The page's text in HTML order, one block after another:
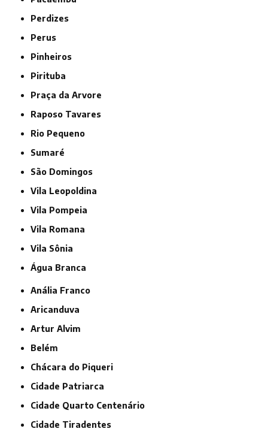
Perdizes
Perus
Pinheiros
Pirituba
Praça da Arvore
Raposo Tavares
Rio Pequeno
Sumaré
São Domingos
Vila Leopoldina
Vila Pompeia
Vila Romana
Vila Sônia
Água Branca
Anália Franco
Aricanduva
Artur Alvim
Belém
Chácara do Piqueri
Cidade Patriarca
Cidade Quarto Centenário
Cidade Tiradentes